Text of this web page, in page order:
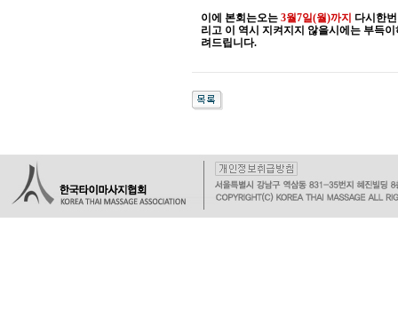
이에 본회는오는 3월7일(월)까지 다시한
리고 이 역시 지켜지지 않을시에는 부득이
려드립니다.